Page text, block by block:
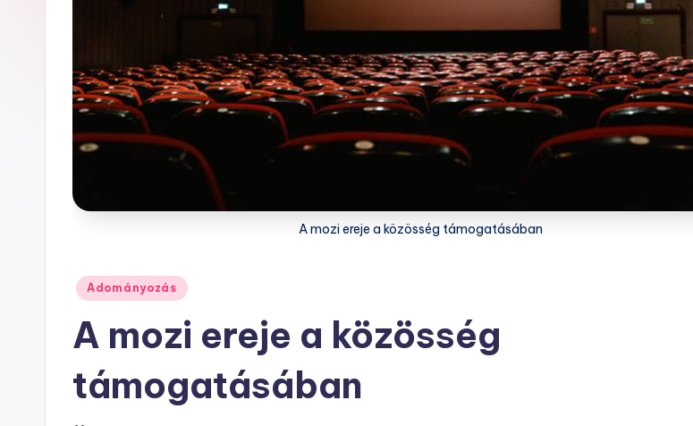
A mozi ereje a közösség támogatásában
Posted
Adományozás
A mozi ereje a közösség
támogatásában